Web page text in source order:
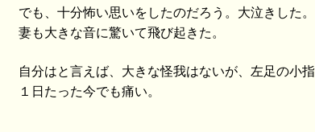
でも、十分怖い思いをしたのだろう。大泣きした。
妻も大きな音に驚いて飛び起きた。
自分はと言えば、大きな怪我はないが、左足の小
１日たった今でも痛い。